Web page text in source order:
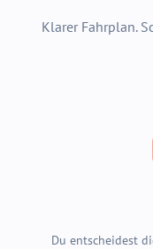
Klarer Fahrplan.
Du entscheidest